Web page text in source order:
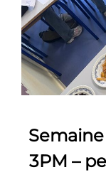
3PM –